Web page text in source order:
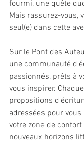
fourmi, une quête
Mais rassurez-vous,
seul(e) dans cette
Sur le Pont des
une communauté
passionnés, prêts à
vous inspirer.
propositions
adressées pour
votre zone de
nouveaux horizons